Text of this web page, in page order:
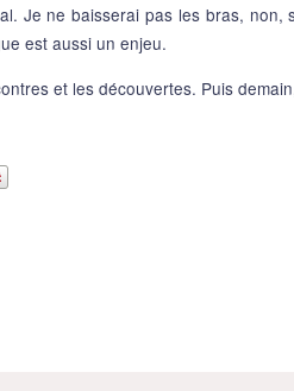
Je ne baisserai pas les bras,
est aussi un enjeu.
et les découvertes. Puis